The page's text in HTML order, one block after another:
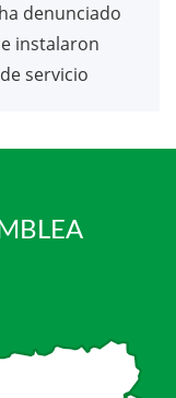
denunciado
instalaron
servicio